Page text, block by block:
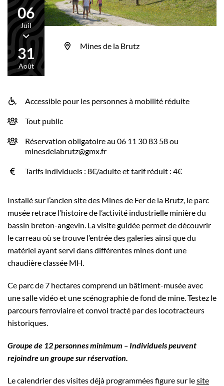
Du
06
Juil
31
Août
Mines de la Brutz
INFOS UTILES
Accessible pour les personnes à mobilité réduite
Tout public
Réservation obligatoire au 06 11 30 83 58 ou
minesdelabrutz@gmx.fr
Tarifs individuels : 8€/adulte et tarif réduit : 4€
Installé sur l’ancien site des Mines de Fer de la Brutz, le parc
musée retrace l’histoire de l’activité industrielle minière du
bassin breton-angevin. La visite guidée permet de découvrir
le carreau où se trouve l’entrée des galeries ainsi que du
matériel ayant servi dans différentes mines dont une
chaudière classée MH.
Ce parc de 7 hectares comprend un bâtiment-musée avec
une salle vidéo et une scénographie de fond de mine. Testez le
parcours ferroviaire et convoi tracté par des locotracteurs
historiques.
Groupe de 12 personnes minimum – Individuels peuvent
rejoindre un groupe sur réservation.
Le calendrier des visites déjà programmées figure sur lesite